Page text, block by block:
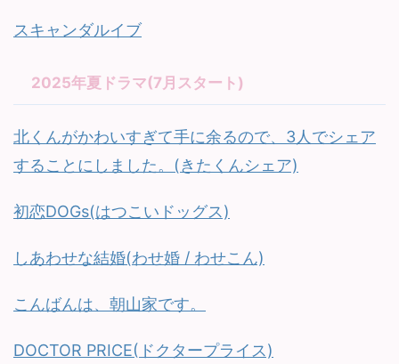
スキャンダルイブ
2025年夏ドラマ(7月スタート)
北くんがかわいすぎて手に余るので、3人でシェア
することにしました。(きたくんシェア)
初恋DOGs(はつこいドッグス)
しあわせな結婚(わせ婚 / わせこん)
こんばんは、朝山家です。
DOCTOR PRICE(ドクタープライス)